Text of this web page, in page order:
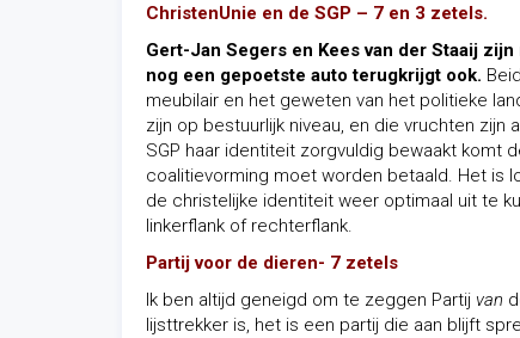
ChristenUnie en de SGP – 7 en 3 zetels.
Gert-Jan Segers en Kees van der Staaij
nog een gepoetste auto terugkrijgt ook.
meubilair en het geweten van het politieke
zijn op bestuurlijk niveau, en die vruchten
SGP haar identiteit zorgvuldig bewaakt komt
coalitievorming moet worden betaald. Het is
de christelijke identiteit weer optimaal uit te
linkerflank of rechterflank.
Partij voor de dieren- 7 zetels
Ik ben altijd geneigd om te zeggen Partij van
lijsttrekker is, het is een partij die aan blijft